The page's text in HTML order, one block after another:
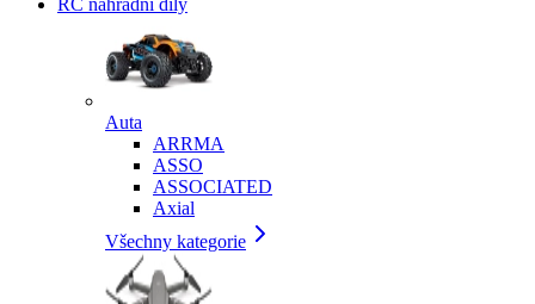
RC náhradní díly
Auta
ARRMA
ASSO
ASSOCIATED
Axial
Všechny kategorie